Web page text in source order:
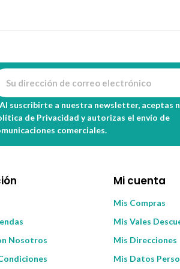
suscribirte a nuestra newsletter, aceptas
de Privacidad y autorizas el envío de
comerciales.
Nosotros
Mi cuenta
Mis Compras
Mis Vales
Mis Direcciones
Mis Datos